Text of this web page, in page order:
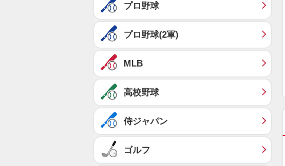
プロ野球
プロ野球(2軍)
MLB
高校野球
侍ジャパン
ゴルフ